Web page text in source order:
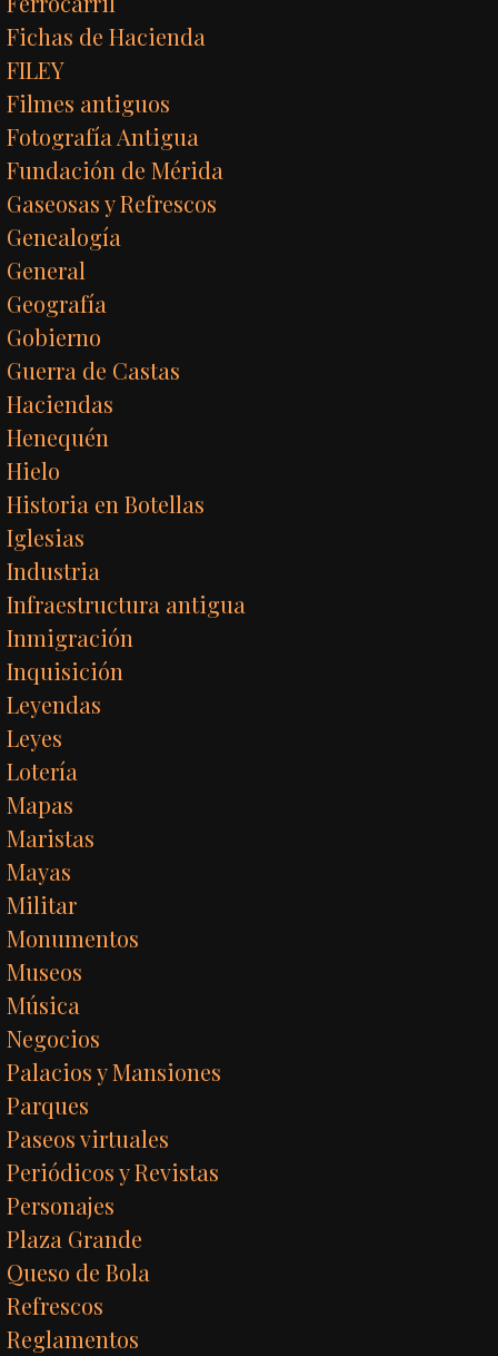
Fichas de Hacienda
FILEY
Filmes antiguos
Fotografía Antigua
Fundación de Mérida
Gaseosas y Refrescos
Genealogía
General
Geografía
Gobierno
Guerra de Castas
Haciendas
Henequén
Hielo
Historia en Botellas
Iglesias
Industria
Infraestructura antigua
Inmigración
Inquisición
Leyendas
Leyes
Lotería
Mapas
Maristas
Mayas
Militar
Monumentos
Museos
Música
Negocios
Palacios y Mansiones
Parques
Paseos virtuales
Periódicos y Revistas
Personajes
Plaza Grande
Queso de Bola
Refrescos
Reglamentos